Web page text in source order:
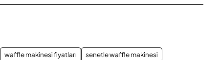
waffle makinesi fiyatları senetle waffle makinesi